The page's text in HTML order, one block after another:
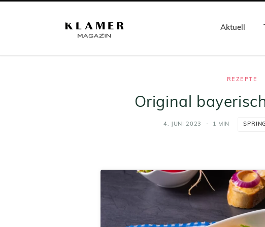
Aktuell
REZEPTE
Original
4. JUNI 2023 1 MIN